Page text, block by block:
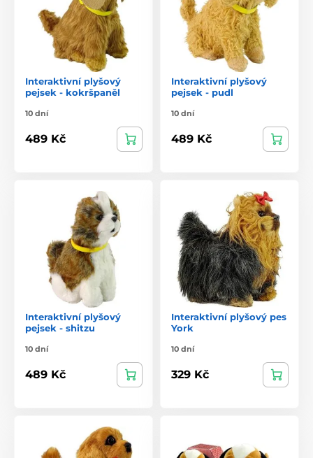
Interaktivní plyšový
pejsek - kokršpaněl
10 dní
489 Kč
Interaktivní plyšový
pejsek - pudl
10 dní
489 Kč
Interaktivní plyšový
pejsek - shitzu
10 dní
489 Kč
Interaktivní plyšový pes
York
10 dní
329 Kč